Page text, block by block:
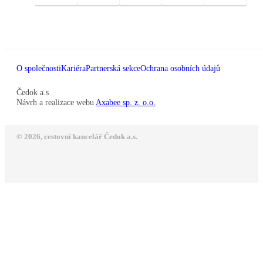
O společnostiKariéraPartnerská sekceOchrana osobních údajů
Čedok a.s
Návrh a realizace webu Axabee sp. z. o.o.
© 2026, cestovní kancelář Čedok a.s.